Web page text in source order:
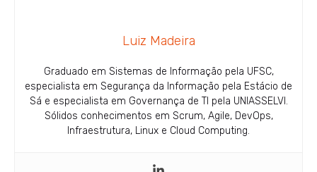
Luiz Madeira
Graduado em Sistemas de Informação pela UFSC,
especialista em Segurança da Informação pela Estácio de
Sá e especialista em Governança de TI pela UNIASSELVI.
Sólidos conhecimentos em Scrum, Agile, DevOps,
Infraestrutura, Linux e Cloud Computing.